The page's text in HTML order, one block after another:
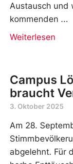
Austausch und
kommenden
Weiterlesen
Campus
braucht
3. Oktober 2025
Am 28.
abgelehnt. Für